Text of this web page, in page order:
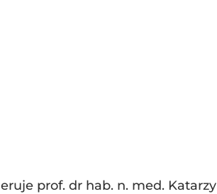
prof. dr hab. n. med.